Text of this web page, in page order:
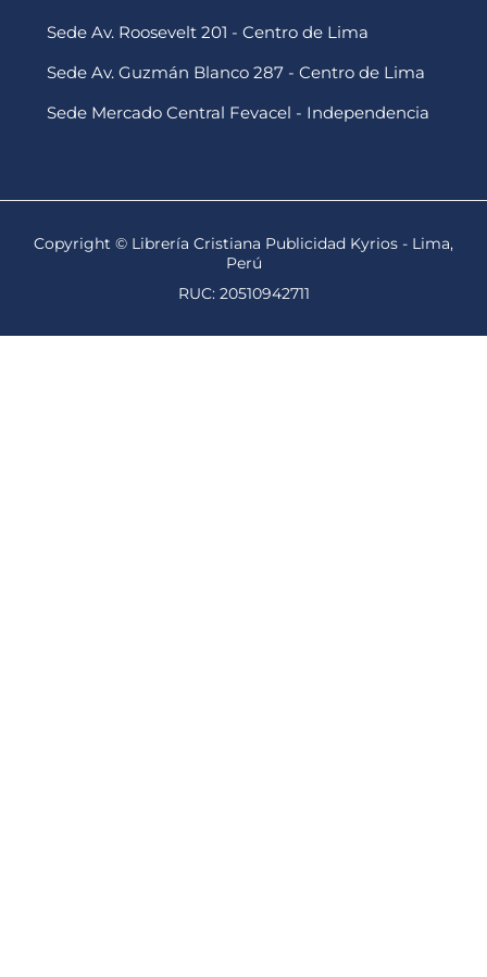
Sede Av. Roosevelt 201 - Centro de Lima
Sede Av. Guzmán Blanco 287 - Centro de Lima
Sede Mercado Central Fevacel - Independencia
Copyright © Librería Cristiana Publicidad Kyrios - Lima,
Perú
RUC: 20510942711